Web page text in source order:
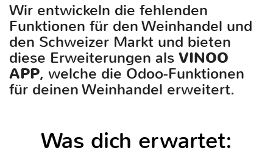
Wir entwickeln die fehlenden
Funktionen für den Weinhandel und
den Schweizer Markt und bieten
diese Erweiterungen als VINOO
APP, welche die Odoo-Funktionen
für deinen Weinhandel erweitert.
Was dich erwartet: